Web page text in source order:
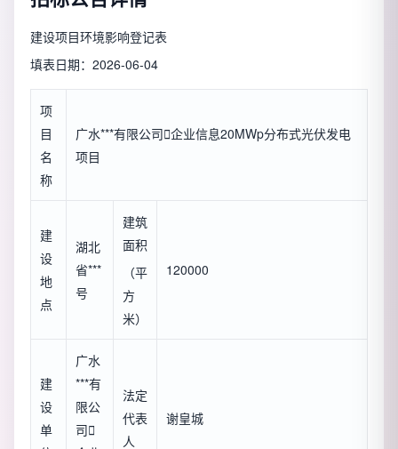
建设项目环境影响登记表
填表日期：2026-06-04
项
目
名
称
广水***有限公司企业信息20MWp分布式光伏发电
项目
建
设
地
点
湖北
省***
号
建筑
面积
（平
方
米）
120000
建
设
单
广水
***有
限公
司
法定
代表
人
谢皇城